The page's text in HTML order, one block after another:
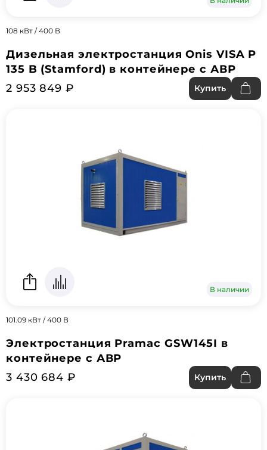
108 кВт / 400 В
Дизельная электростанция Onis VISA P
135 B (Stamford) в контейнере с АВР
2 953 849 ₽
Купить
В наличии
101.09 кВт / 400 В
Электростанция Pramac GSW145I в
контейнере с АВР
3 430 684 ₽
Купить